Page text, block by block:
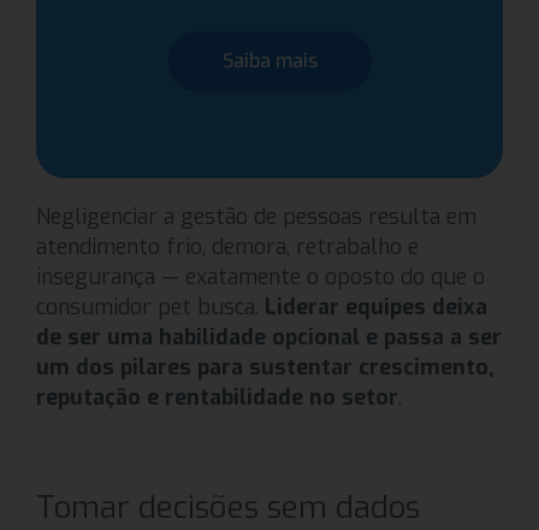
Saiba mais
Negligenciar a gestão de pessoas resulta em
atendimento frio, demora, retrabalho e
insegurança — exatamente o oposto do que o
consumidor pet busca. Liderar equipes deixa
de ser uma habilidade opcional e passa a ser
um dos pilares para sustentar crescimento,
reputação e rentabilidade no setor.
Tomar decisões sem dados